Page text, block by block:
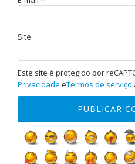
Site
Este site é protegido por
Privacidade eTermos de serviço